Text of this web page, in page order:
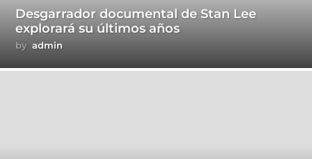
Desgarrador documental de Stan Lee
explorará su últimos años
by admin